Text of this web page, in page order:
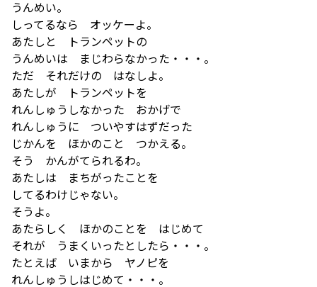
うんめい。
しってるなら オッケーよ。
あたしと トランペットの
うんめいは まじわらなかった・・・。
ただ それだけの はなしよ。
あたしが トランペットを
れんしゅうしなかった おかげで
れんしゅうに ついやすはずだった
じかんを ほかのこと つかえる。
そう かんがてられるわ。
あたしは まちがったことを
してるわけじゃない。
そうよ。
あたらしく ほかのことを はじめて
それが うまくいったとしたら・・・。
たとえば いまから ヤノピを
れんしゅうしはじめて・・・。